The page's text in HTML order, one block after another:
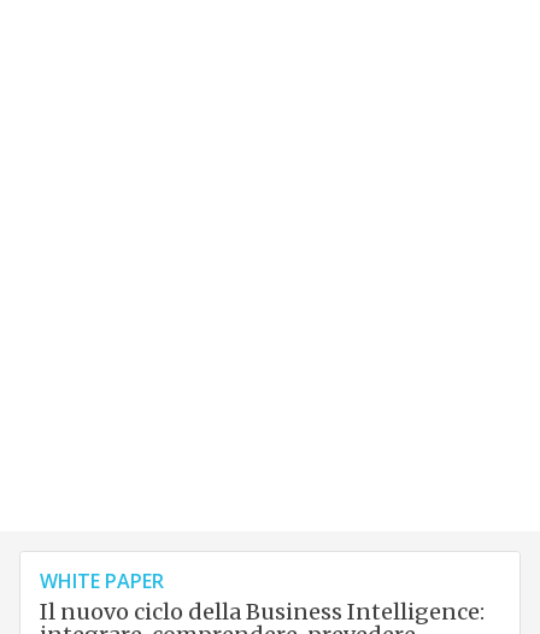
WHITE PAPER
Il nuovo ciclo della Business Intelligence: